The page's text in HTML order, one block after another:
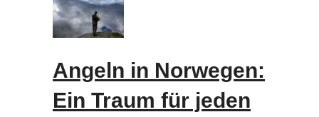
Angeln in Norwegen:
Ein Traum für jeden